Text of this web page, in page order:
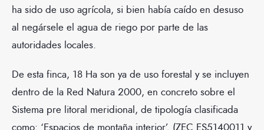
ha sido de uso agrícola, si bien había caído en desuso
al negársele el agua de riego por parte de las
autoridades locales.
De esta finca, 18 Ha son ya de uso forestal y se incluyen
dentro de la Red Natura 2000, en concreto sobre el
Sistema pre litoral meridional, de tipología clasificada
como: ‘Espacios de montaña interior’. (ZEC ES5140011 y